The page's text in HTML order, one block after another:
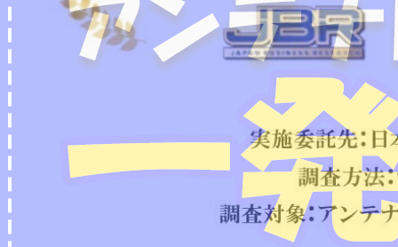
2022/07/04
フリーボイス（0120番号）への発信につきまし